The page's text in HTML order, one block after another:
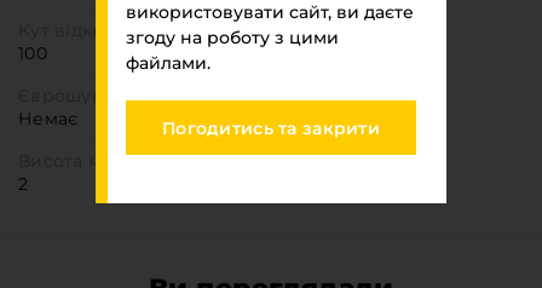
Кут відкриття
100
Немає
Висота монтажної планки
2
використовувати сайт, ви даєте
згоду на роботу з цими
файлами.
Погодитись та закрити